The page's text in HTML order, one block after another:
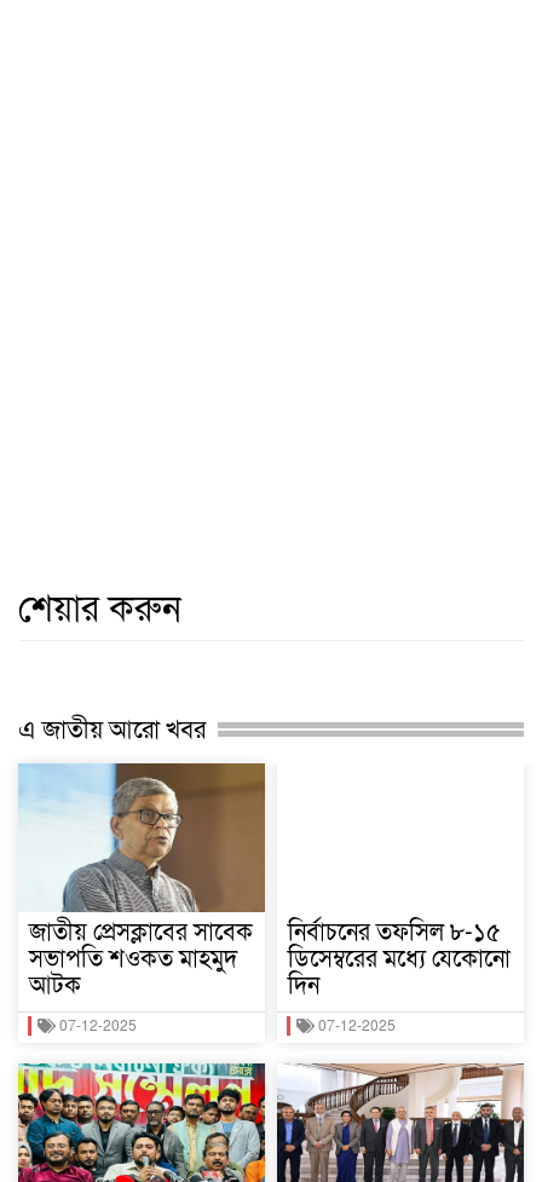
শেয়ার করুন
এ জাতীয় আরো খবর
জাতীয় প্রেসক্লাবের সাবেক
সভাপতি শওকত মাহমুদ
আটক
07-12-2025
নির্বাচনের তফসিল ৮-১৫
ডিসেম্বরের মধ্যে যেকোনো
দিন
07-12-2025